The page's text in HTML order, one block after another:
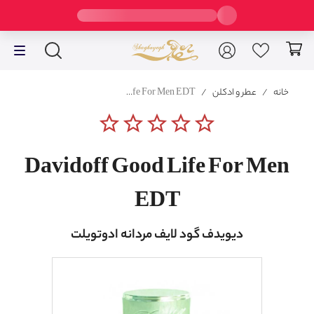
خانه / عطر و ادکلن /
Davidoff Good Life For Men EDT
star_borderstar_borderstar_borderstar_borderstar_border
Davidoff Good Life For Men
EDT
دیویدف گود لایف مردانه ادوتویلت